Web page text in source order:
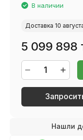
В наличии
Доставка 10
5 099 898